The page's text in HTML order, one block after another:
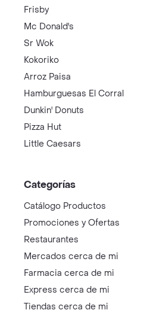
Frisby
Mc Donald's
Sr Wok
Kokoriko
Arroz Paisa
Hamburguesas El Corral
Dunkin' Donuts
Pizza Hut
Little Caesars
Categorías
Catálogo Productos
Promociones y Ofertas
Restaurantes
Mercados cerca de mi
Farmacia cerca de mi
Express cerca de mi
Tiendas cerca de mi